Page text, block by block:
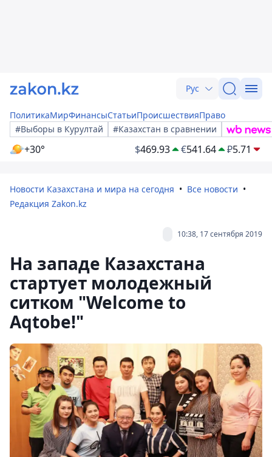
Рус
ПолитикаМирФинансыСтатьиПроисшествияПраво
#Выборы в Курултай
#Казахстан в сравнении
+30° $469.93 €541.64 ₽5.71
Новости Казахстана и мира на сегодня
Все новости
Редакция Zakon.kz
10:38, 17 сентября 2019
На западе Казахстана
стартует молодежный
ситком "Welcome to
Aqtobe!"